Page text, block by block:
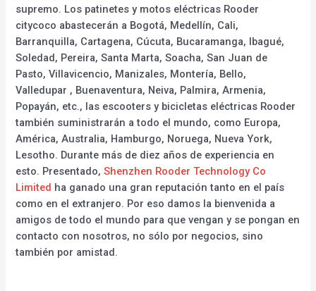
supremo. Los patinetes y motos eléctricas Rooder
citycoco abastecerán a Bogotá, Medellín, Cali,
Barranquilla, Cartagena, Cúcuta, Bucaramanga, Ibagué,
Soledad, Pereira, Santa Marta, Soacha, San Juan de
Pasto, Villavicencio, Manizales, Montería, Bello,
Valledupar , Buenaventura, Neiva, Palmira, Armenia,
Popayán, etc., las escooters y bicicletas eléctricas Rooder
también suministrarán a todo el mundo, como Europa,
América, Australia, Hamburgo, Noruega, Nueva York,
Lesotho. Durante más de diez años de experiencia en
esto. Presentado,Shenzhen Rooder Technology Co
Limited ha ganado una gran reputación tanto en el país
como en el extranjero. Por eso damos la bienvenida a
amigos de todo el mundo para que vengan y se pongan en
contacto con nosotros, no sólo por negocios, sino
también por amistad.